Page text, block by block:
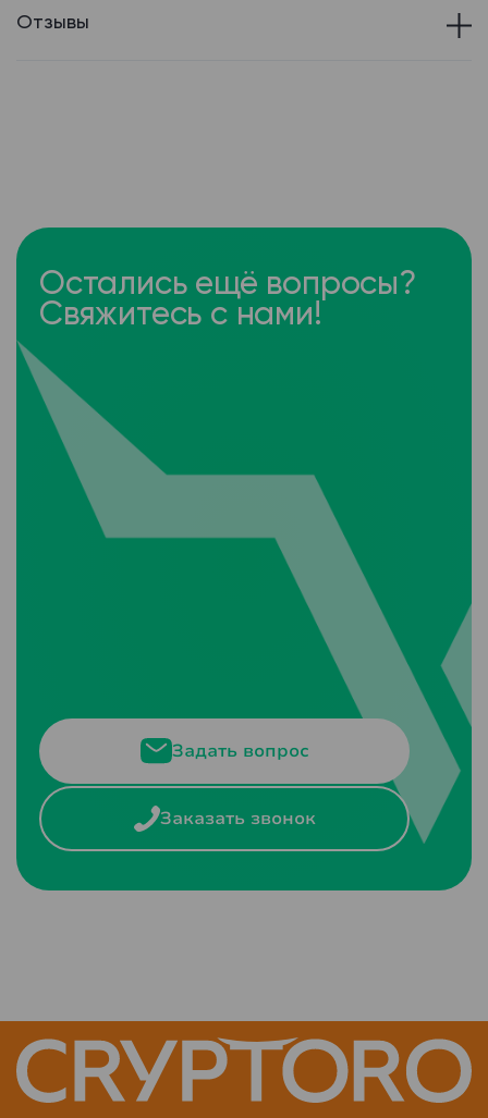
Отзывы
Остались ещё вопросы?
Свяжитесь с нами!
Задать вопрос
Заказать звонок